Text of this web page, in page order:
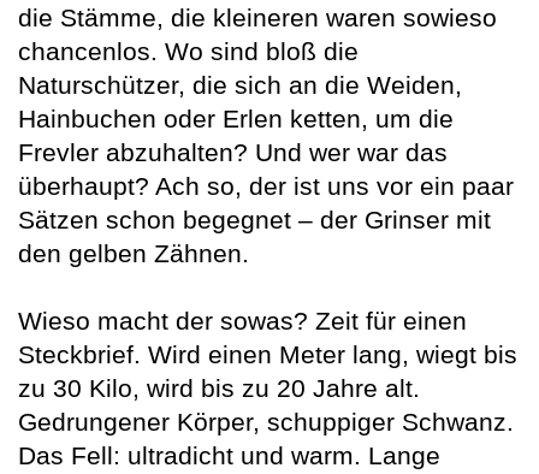
die Stämme, die kleineren waren sowieso
chancenlos. Wo sind bloß die
Naturschützer, die sich an die Weiden,
Hainbuchen oder Erlen ketten, um die
Frevler abzuhalten? Und wer war das
überhaupt? Ach so, der ist uns vor ein paar
Sätzen schon begegnet – der Grinser mit
den gelben Zähnen.
Wieso macht der sowas? Zeit für einen
Steckbrief. Wird einen Meter lang, wiegt bis
zu 30 Kilo, wird bis zu 20 Jahre alt.
Gedrungener Körper, schuppiger Schwanz.
Das Fell: ultradicht und warm. Lange